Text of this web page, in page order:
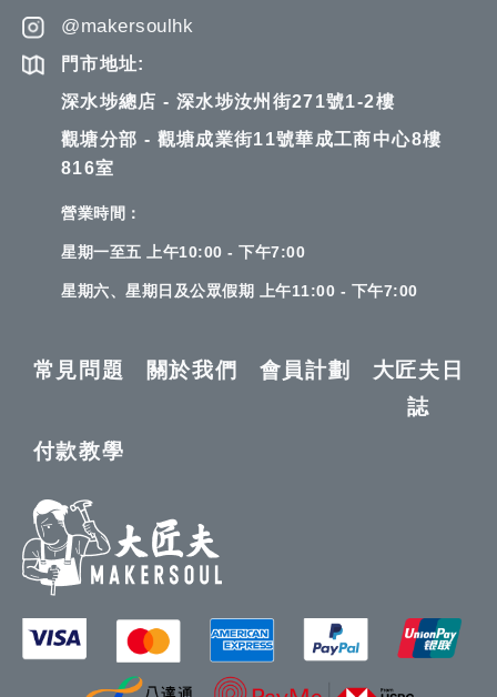
@makersoulhk
門市地址:
深水埗總店 - 深水埗汝州街271號1-2樓
觀塘分部 - 觀塘成業街11號華成工商中心8樓
816室
營業時間：
星期一至五 上午10:00 - 下午7:00
星期六、星期日及公眾假期 上午11:00 - 下午7:00
常見問題 關於我們 會員計劃
大匠夫日
誌
付款教學